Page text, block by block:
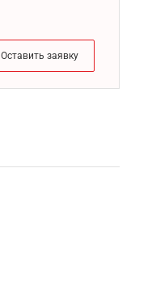
Оставить заявку